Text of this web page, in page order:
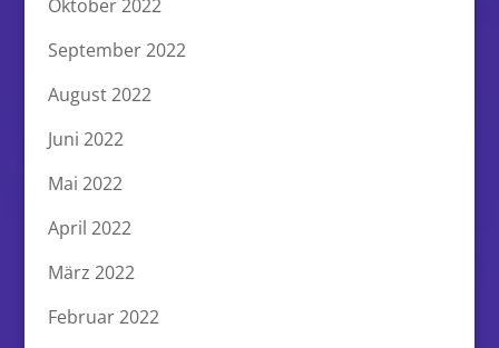
Oktober 2022
September 2022
August 2022
Juni 2022
Mai 2022
April 2022
März 2022
Februar 2022